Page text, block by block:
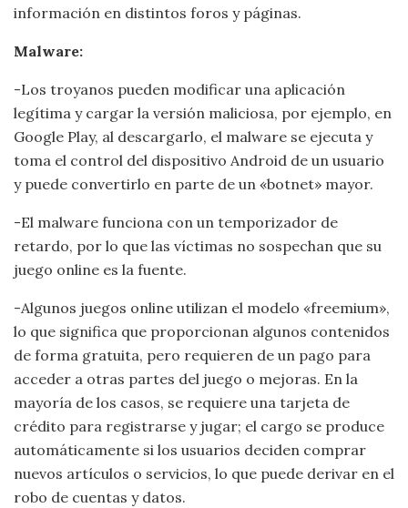
información en distintos foros y páginas.
Malware:
-Los troyanos pueden modificar una aplicación
legítima y cargar la versión maliciosa, por ejemplo, en
Google Play, al descargarlo, el malware se ejecuta y
toma el control del dispositivo Android de un usuario
y puede convertirlo en parte de un «botnet» mayor.
-El malware funciona con un temporizador de
retardo, por lo que las víctimas no sospechan que su
juego online es la fuente.
-Algunos juegos online utilizan el modelo «freemium»,
lo que significa que proporcionan algunos contenidos
de forma gratuita, pero requieren de un pago para
acceder a otras partes del juego o mejoras. En la
mayoría de los casos, se requiere una tarjeta de
crédito para registrarse y jugar; el cargo se produce
automáticamente si los usuarios deciden comprar
nuevos artículos o servicios, lo que puede derivar en el
robo de cuentas y datos.